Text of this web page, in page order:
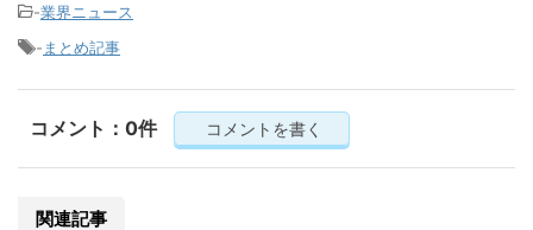
-業界ニュース
- まとめ記事
コメント：0件 コメントを書く
関連記事